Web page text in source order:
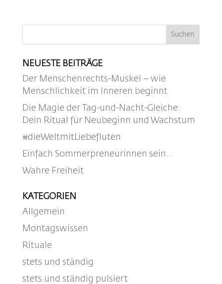
NEUESTE BEITRÄGE
Der Menschenrechts-Muskel – wie
Menschlichkeit im Inneren beginnt
Die Magie der Tag-und-Nacht-Gleiche:
Dein Ritual für Neubeginn und Wachstum
#dieWeltmitLiebefluten
Einfach Sommerpreneurinnen sein…
Wahre Freiheit
KATEGORIEN
Allgemein
Montagswissen
Rituale
stets und ständig
stets und ständig pulsiert